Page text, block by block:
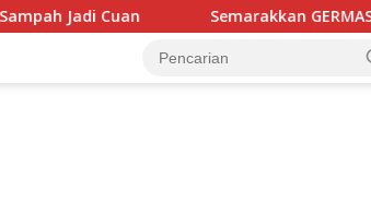
Semarakkan GERMAS, Puskesmas Ponrang